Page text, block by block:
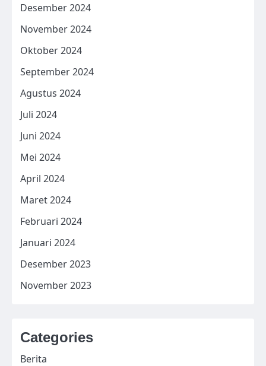
Desember 2024
November 2024
Oktober 2024
September 2024
Agustus 2024
Juli 2024
Juni 2024
Mei 2024
April 2024
Maret 2024
Februari 2024
Januari 2024
Desember 2023
November 2023
Categories
Berita